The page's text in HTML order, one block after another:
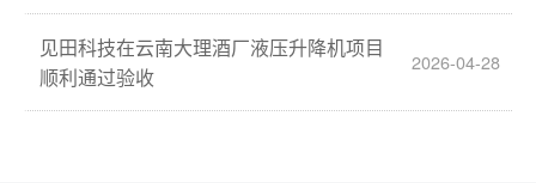
见田科技在云南大理酒厂液压升降机项目
顺利通过验收
2026-04-28